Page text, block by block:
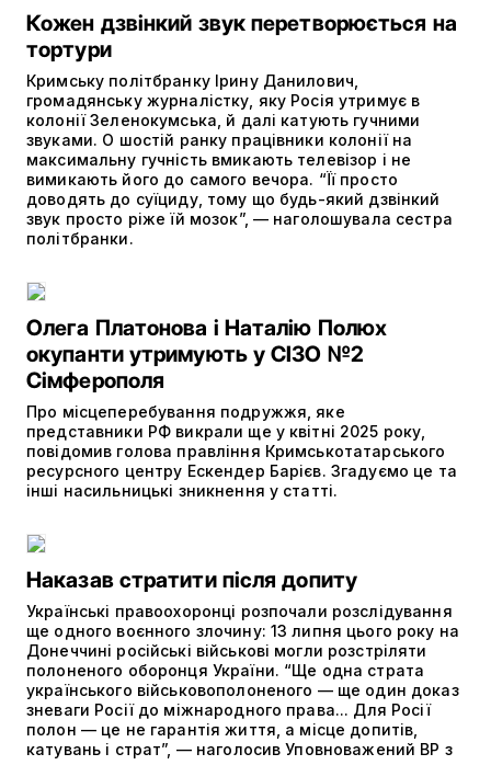
Кожен дзвінкий звук перетворюється на
тортури
Кримську політбранку Ірину Данилович,
громадянську журналістку, яку Росія утримує в
колонії Зеленокумська, й далі катують гучними
звуками. О шостій ранку працівники колонії на
максимальну гучність вмикають телевізор і не
вимикають його до самого вечора. “Її просто
доводять до суїциду, тому що будь-який дзвінкий
звук просто ріже їй мозок”, — наголошувала сестра
політбранки.
Олега Платонова і Наталію Полюх
окупанти утримують у СІЗО №2
Сімферополя
Про місцеперебування подружжя, яке
представники РФ викрали ще у квітні 2025 року,
повідомив голова правління Кримськотатарського
ресурсного центру Ескендер Барієв. Згадуємо це та
інші насильницькі зникнення у статті.
Наказав стратити після допиту
Українські правоохоронці розпочали розслідування
ще одного воєнного злочину: 13 липня цього року на
Донеччині російські військові могли розстріляти
полоненого оборонця України. “Ще одна страта
українського військовополоненого — ще один доказ
зневаги Росії до міжнародного права... Для Росії
полон — це не гарантія життя, а місце допитів,
катувань і страт”, — наголосив Уповноважений ВР з